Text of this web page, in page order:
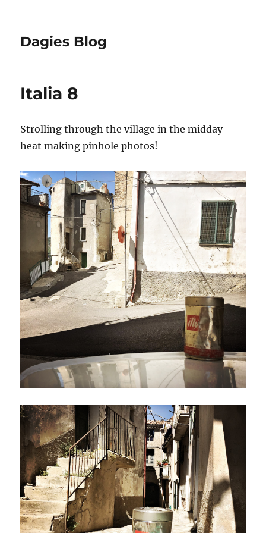
Dagies Blog
Italia 8
Strolling through the village in the midday
heat making pinhole photos!